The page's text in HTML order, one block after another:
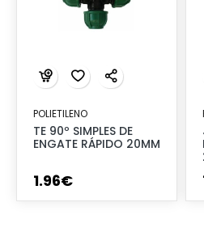
POLIETILENO
TE 90º SIMPLES DE
ENGATE RÁPIDO 20MM
1.96€